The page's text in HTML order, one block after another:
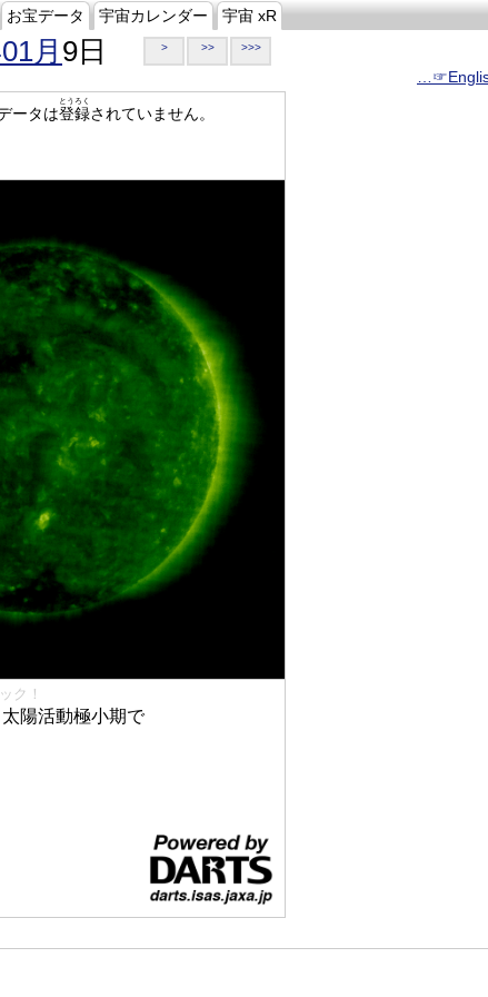
お宝データ 宇宙カレンダー 宇宙 xR
月 9日 > >> >>>
ータは登録
とうろく
されていません。
ク！
陽活動極小期で